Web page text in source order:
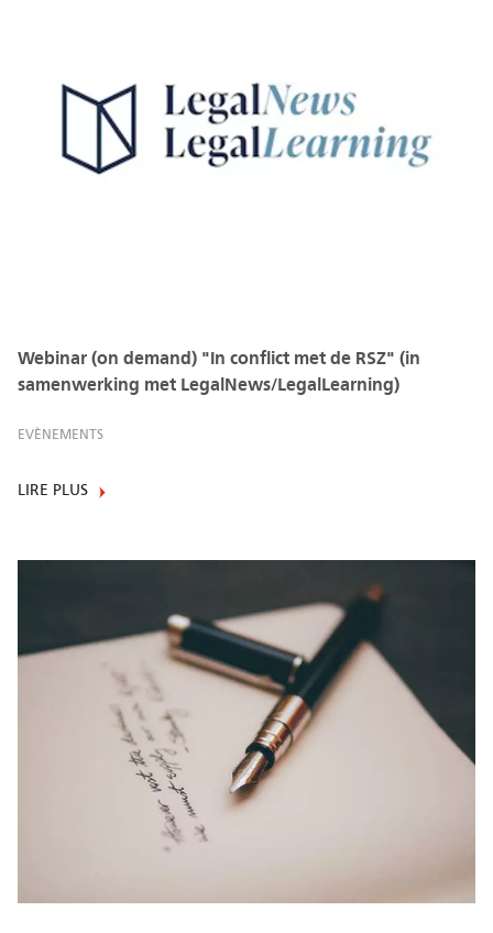
Webinar (on demand) "In conflict met de RSZ" (in
samenwerking met LegalNews/LegalLearning)
EVÈNEMENTS
LIRE PLUS